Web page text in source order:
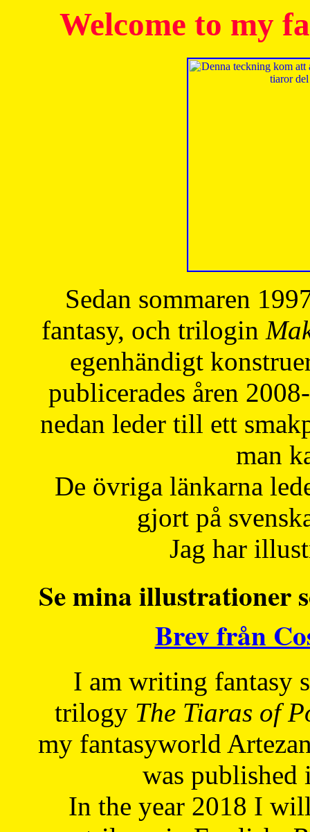
Welcome to my
Sedan sommaren
fantasy, och trilogin
egenhändigt
publicerades åren
nedan leder till ett
man
De övriga länkarna
gjort på
Jag har
Se mina illustrationer
Brev från
I am writing fantasy
trilogy The Tiaras of
my fantasyworld
was published
In the year 2018 I